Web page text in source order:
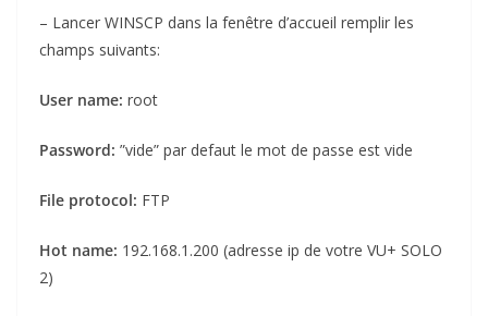
– Lancer WINSCP dans la fenêtre d’accueil remplir les
champs suivants:
User name: root
Password: ”vide” par defaut le mot de passe est vide
File protocol: FTP
Hot name: 192.168.1.200 (adresse ip de votre VU+ SOLO
2)